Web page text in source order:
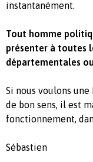
instantanément.
Tout homme
présenter à toutes
départementales
Si nous voulons
de bon sens, il est
fonctionnement,
Sébastien